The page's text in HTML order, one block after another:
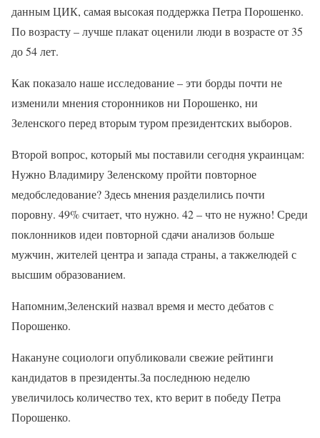
данным ЦИК, самая высокая поддержка Петра Порошенко.
По возрасту – лучше плакат оценили люди в возрасте от 35
до 54 лет.
Как показало наше исследование – эти борды почти не
изменили мнения сторонников ни Порошенко, ни
Зеленского перед вторым туром президентских выборов.
Второй вопрос, который мы поставили сегодня украинцам:
Нужно Владимиру Зеленскому пройти повторное
медобследование? Здесь мнения разделились почти
поровну. 49% считает, что нужно. 42 – что не нужно! Среди
поклонников идеи повторной сдачи анализов больше
мужчин, жителей центра и запада страны, а такжелюдей с
высшим образованием.
Напомним,Зеленский назвал время и место дебатов с
Порошенко.
Накануне социологи опубликовали свежие рейтинги
кандидатов в президенты.За последнюю неделю
увеличилось количество тех, кто верит в победу Петра
Порошенко.